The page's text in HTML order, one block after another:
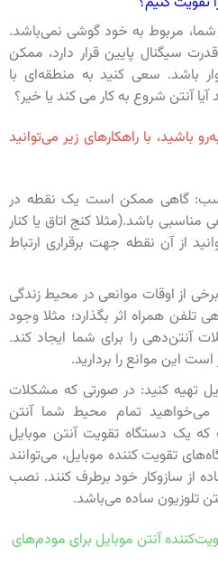
مربوط به خود گوشی نمی‌باشد.
سیگنال پایین قرار دارد، ممکن
باشد. سعی کنید به منطقه‌ای با
آنتن شروع به کار می کند یا خیر‌؟
باشید، با راهکارهای زیر می‌توانید
گاهی ممکن است یک نقطه در
باشد.(مثلا کنج اتاق یا کنار
از آن نقطه جهت برقراری ارتباط
از اوقات موانعی در محیط زندگی
تلفن همراه اثر بگذارد؛ مثلا وجود
آنتن‌دهی را برای شما ایجاد کند.
این موانع را بردارید.
تهیه کنید: در صورتی که مشکلات
تمام محیط شما آنتن
یک دستگاه تقویت آنتن موبایل
تقویت کننده موبایل، می‌توانند
از سازوکار خود برطرف کنند. نصب
تلوزیون ساده می‌باشد.
آنتن موبایل برای مودم‌های